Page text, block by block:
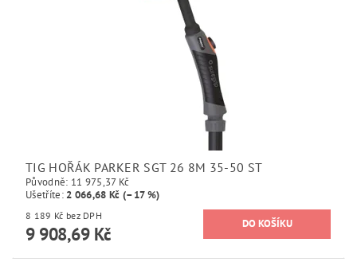
TIG HOŘÁK PARKER SGT 26 8M 35-50 ST
Původně: 11 975,37 Kč
Ušetříte: 2 066,68 Kč (–17 %)
8 189 Kč bez DPH
9 908,69 Kč